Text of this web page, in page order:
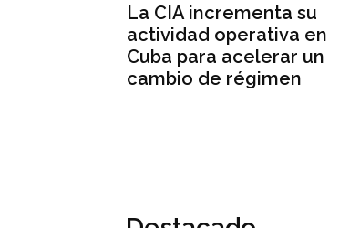
La CIA incrementa su
actividad operativa en
Cuba para acelerar un
cambio de régimen